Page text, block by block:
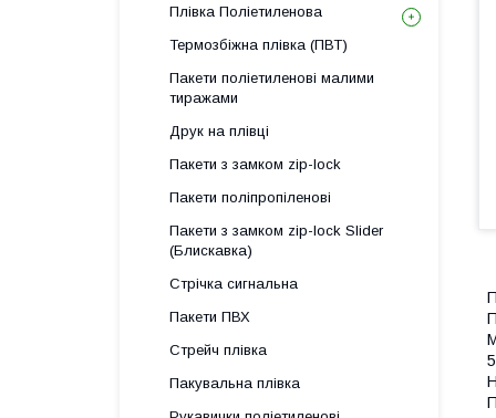
Плівка Поліетиленова
Термозбіжна плівка (ПВТ)
Пакети поліетиленові малими
тиражами
Друк на плівці
Пакети з замком zip-lock
Пакети поліпропіленові
Пакети з замком zip-lock Slider
(Блискавка)
Стрічка сигнальна
Пакети ПВХ
Стрейч плівка
Пакувальна плівка